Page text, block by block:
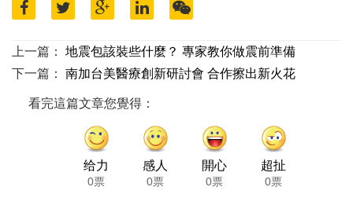
上一篇：
地震包該裝些什麼？ 專家教你做震前準備
下一篇：
南加台美醫療創新研討會 合作擦出新火花
看完這篇文章您覺得：
给力
0票
感人
0票
開心
0票
超扯
0票